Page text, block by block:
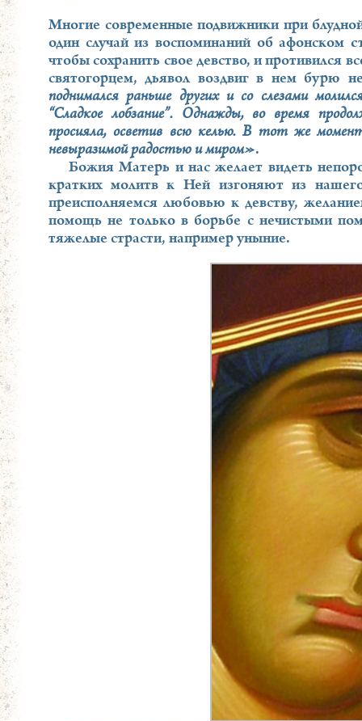
Многие современные подвижники при
один случай из воспоминаний об афонском
чтобы сохранить свое девство, и противился
святогорцем, дьявол воздвиг в нем бурю
поднимался раньше других и со слезами
“Сладкое лобзание”. Однажды, во время
просияла, осветив всю келью. В тот же
невыразимой радостью и миром».
Божия Матерь и нас желает видеть
кратких молитв к Ней изгоняют из
преисполняемся любовью к девству,
помощь не только в борьбе с нечистыми
тяжелые страсти, например уныние.